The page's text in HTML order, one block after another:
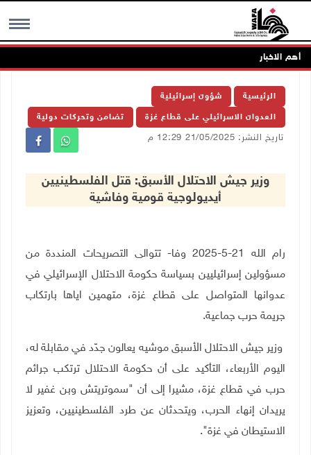
MENU أهم الاخبار
الرئيسية شؤون إسرائيلية
العدوان الاسرائيلي على قطاع غزة تضامن وتحركات دولية
تاريخ النشر: 21/05/2025 12:29 م
وزير جيش الاحتلال الأسبق: قتل الفلسطينيين
أيديولوجية قومية وفاشية
رام الله 21-5-2025 وفا- تتوالى التصريحات المنددة من
مسؤولين إسرائيليين بسياسة حكومة الاحتلال الإسرائيلي في
عدوانها المتواصل على قطاع غزة، متهمين اياها بارتكاب
جريمة حرب جماعية.
وزير جيش الاحتلال الأسبق موشيه يعالون جدّد في مقابلة له،
اليوم الأربعاء، التأكيد على أن حكومة الاحتلال ترتكب جرائم
حرب في قطاع غزة، مشيرا إلى أن "سموتريتش وبن غفير لا
يريدان إنهاء الحرب، ويتحدثان عن طرد الفلسطينيين، وتعزيز
الاستيطان في غزة".